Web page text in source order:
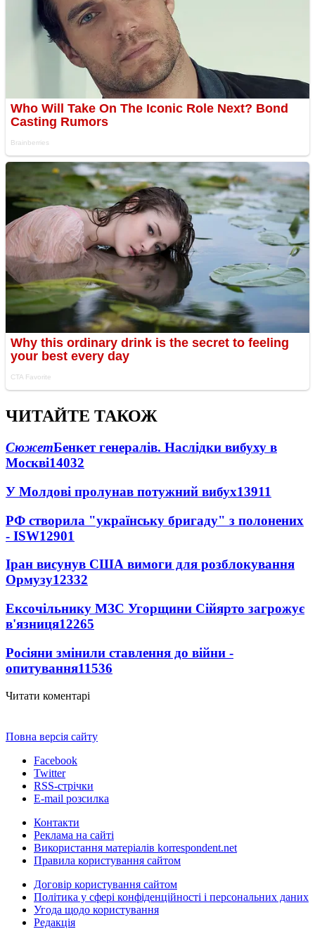
ЧИТАЙТЕ ТАКОЖ
СюжетБенкет генералів. Наслідки вибуху в
Москві14032
У Молдові пролунав потужний вибух13911
РФ створила "українську бригаду" з полонених
- ISW12901
Іран висунув США вимоги для розблокування
Ормузу12332
Ексочільнику МЗС Угорщини Сійярто загрожує
в'язниця12265
Росіяни змінили ставлення до війни -
опитування11536
Читати коментарі
Повна версія сайту
Facebook
Twitter
RSS-стрічки
E-mail розсилка
Контакти
Реклама на сайті
Використання матеріалів korrespondent.net
Правила користування сайтом
Договір користування сайтом
Політика у сфері конфіденційності і персональних даних
Угода щодо користування
Редакція